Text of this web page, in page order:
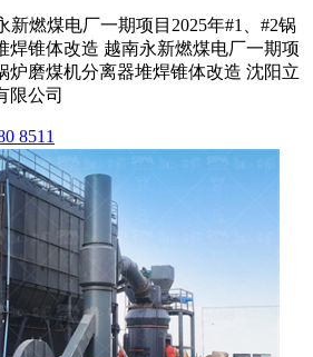
新燃煤电厂一期项目2025年#1、#2锅
焊锥体改造 越南永新燃煤电厂一期项
炉磨煤机分离器堆焊锥体改造 沈阳立
限公司
8511